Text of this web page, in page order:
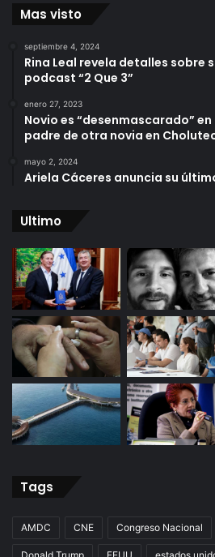
Mas visto
septiembre 4, 2024
Rina Leal revela detalles sobre
podcast “2 Que 3”
enero 27, 2023
Novio es “desenmascarado”
padre de otra novia en
mayo 2, 2024
Ariela Cáceres anuncia su
Ultimo
Tags
AMDC CNE Congreso Nacional